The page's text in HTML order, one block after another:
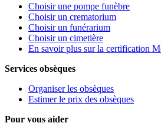
Choisir une pompe funèbre
Choisir un crematorium
Choisir un funérarium
Choisir un cimetière
En savoir plus sur la certification
Services obsèques
Organiser les obsèques
Estimer le prix des obsèques
Pour vous aider